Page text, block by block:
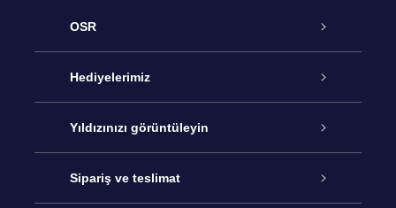
OSR
Hizmet
İletişim
Blogu
Hediyelerimiz
Çevrimiçi Yıldız Hediyesi
OSR Hediye Paketi
Yıldızınızı görüntüleyin
Star Register
Sipariş ve teslimat